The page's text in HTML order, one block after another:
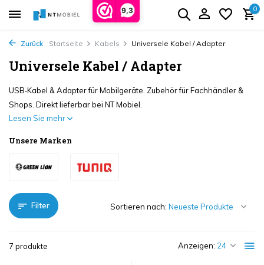
9,3 0
Zurück Startseite Kabels Universele Kabel / Adapter
Universele Kabel / Adapter
USB‑Kabel & Adapter für Mobilgeräte. Zubehör für Fachhändler &
Shops. Direkt lieferbar bei NT Mobiel.
Lesen Sie mehr
Unsere Marken
Filter
7 produkte Anzeigen:
Sortieren nach: